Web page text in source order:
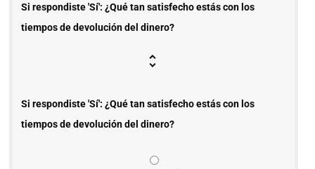
Si respondiste 'Sí': ¿Qué tan satisfecho estás con los
tiempos de devolución del dinero?
Si respondiste 'Sí': ¿Qué tan satisfecho estás con los
tiempos de devolución del dinero?